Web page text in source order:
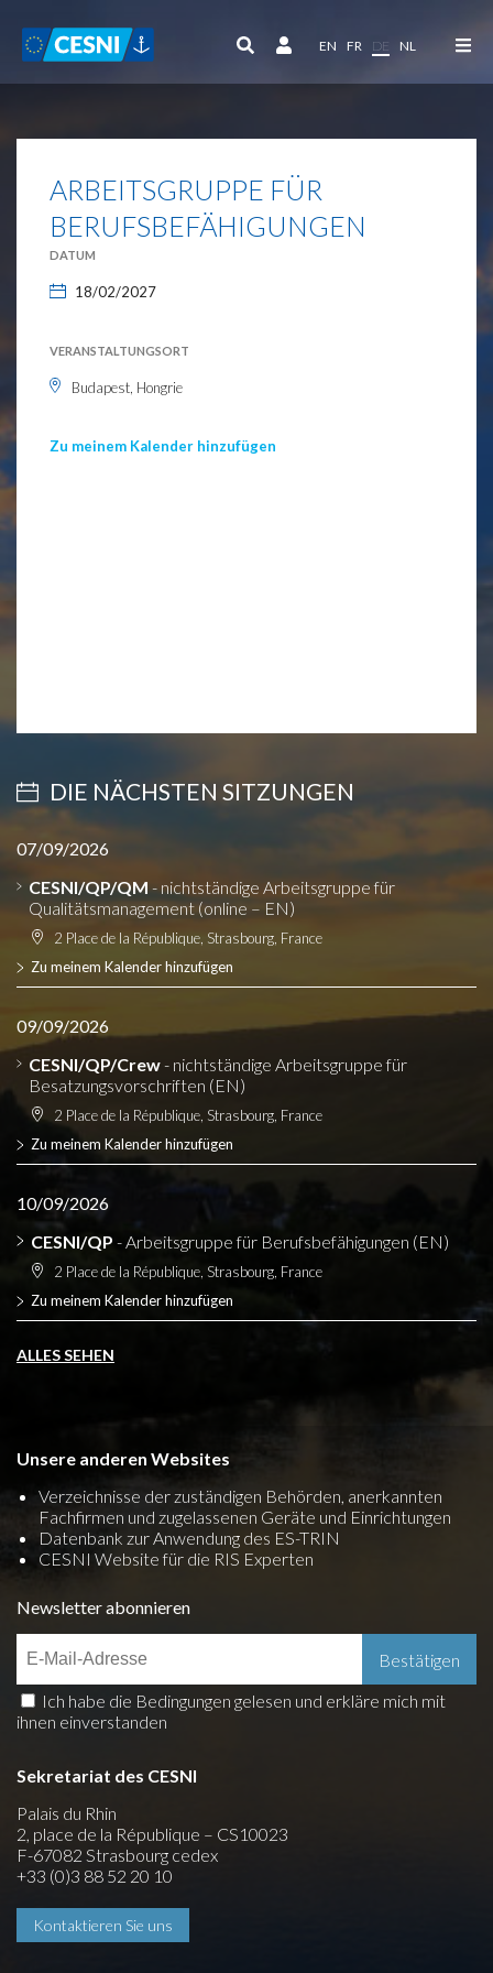
EN FR DE NL
ARBEITSGRUPPE FÜR
BERUFSBEFÄHIGUNGEN
DATUM
18/02/2027
VERANSTALTUNGSORT
Budapest, Hongrie
Zu meinem Kalender hinzufügen
DIE NÄCHSTEN SITZUNGEN
07/09/2026
CESNI/QP/QM- nichtständige Arbeitsgruppe für
Qualitätsmanagement (online – EN)
2 Place de la République, Strasbourg, France
Zu meinem Kalender hinzufügen
09/09/2026
CESNI/QP/Crew- nichtständige Arbeitsgruppe für
Besatzungsvorschriften (EN)
2 Place de la République, Strasbourg, France
Zu meinem Kalender hinzufügen
10/09/2026
CESNI/QP - Arbeitsgruppe für Berufsbefähigungen (EN)
2 Place de la République, Strasbourg, France
Zu meinem Kalender hinzufügen
ALLES SEHEN
Unsere anderen Websites
Verzeichnisse der zuständigen Behörden, anerkannten
Fachfirmen und zugelassenen Geräte und Einrichtungen
Datenbank zur Anwendung des ES-TRIN
CESNI Website für die RIS Experten
Newsletter abonnieren
Ich habe die Bedingungen gelesen und erkläre mich mit
ihnen einverstanden
Sekretariat des CESNI
Palais du Rhin
2, place de la République – CS10023
F-67082 Strasbourg cedex
+33 (0)3 88 52 20 10
Kontaktieren Sie uns